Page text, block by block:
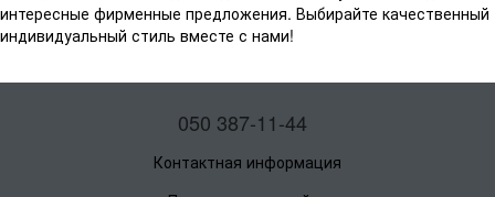
интересные фирменные предложения. Выбирайте качественный
индивидуальный стиль вместе с нами!
050 387-11-44
Контактная информация